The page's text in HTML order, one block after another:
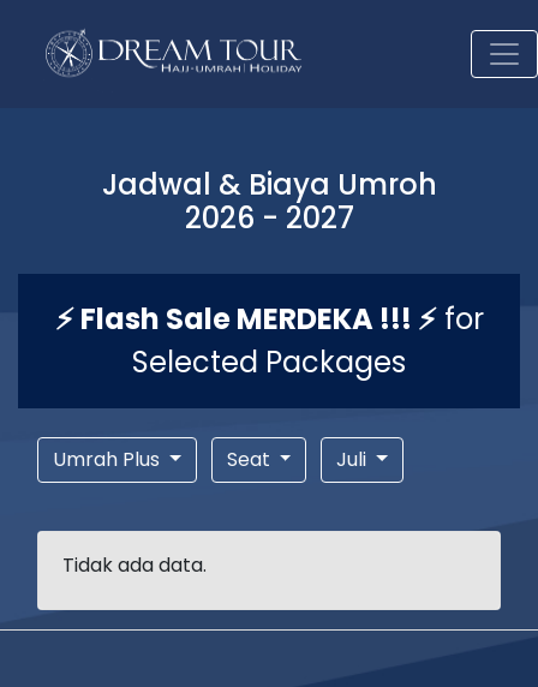
Jadwal & Biaya Umroh
2026 - 2027
⚡ Flash Sale MERDEKA !!! ⚡for
Selected Packages
Umrah Plus Seat Juli
Tidak ada data.